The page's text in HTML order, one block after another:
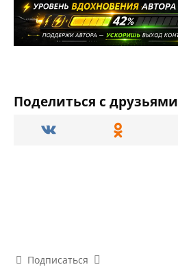
Поделиться с друзьями
Подписаться